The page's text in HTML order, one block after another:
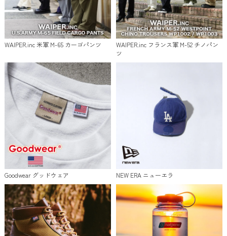
WAIPER.inc 米軍 M-65 カーゴパンツ
WAIPER.inc フランス軍 M-52 チノパン
ツ
Goodwear グッドウェア NEW ERA ニューエラ